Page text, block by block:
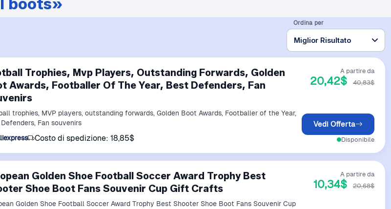
Ordina per
Trophies, Mvp Players, Outstanding Forwards, Golden
Awards, Footballer Of The Year, Best Defenders, Fan
trophies, MVP players, outstanding forwards, Golden Boot Awards, Footballer of the Year,
Fan souvenirs
Costo di spedizione: 18,85$
A partire da
20,42$ 40,83$
Vedi Offerta
Disponibile
Golden Shoe Football Soccer Award Trophy Best
Shoe Boot Fans Souvenir Cup Gift Crafts
Golden Shoe Football Soccer Award Trophy Best Shooter Shoe Boot Fans Souvenir Cup
A partire da
10,34$ 20,68$